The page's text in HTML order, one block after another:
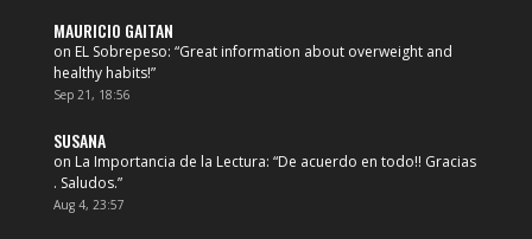
MAURICIO GAITAN
on EL Sobrepeso: “Great information about overweight and
healthy habits!”
Sep 21, 18:56
SUSANA
on La Importancia de la Lectura: “De acuerdo en todo!! Gracias
. Saludos.”
Aug 4, 23:57